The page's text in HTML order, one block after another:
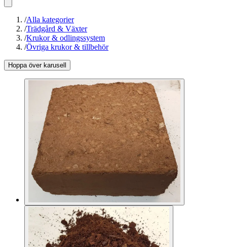
/Alla kategorier
/Trädgård & Växter
/Krukor & odlingssystem
/Övriga krukor & tillbehör
Hoppa över karusell